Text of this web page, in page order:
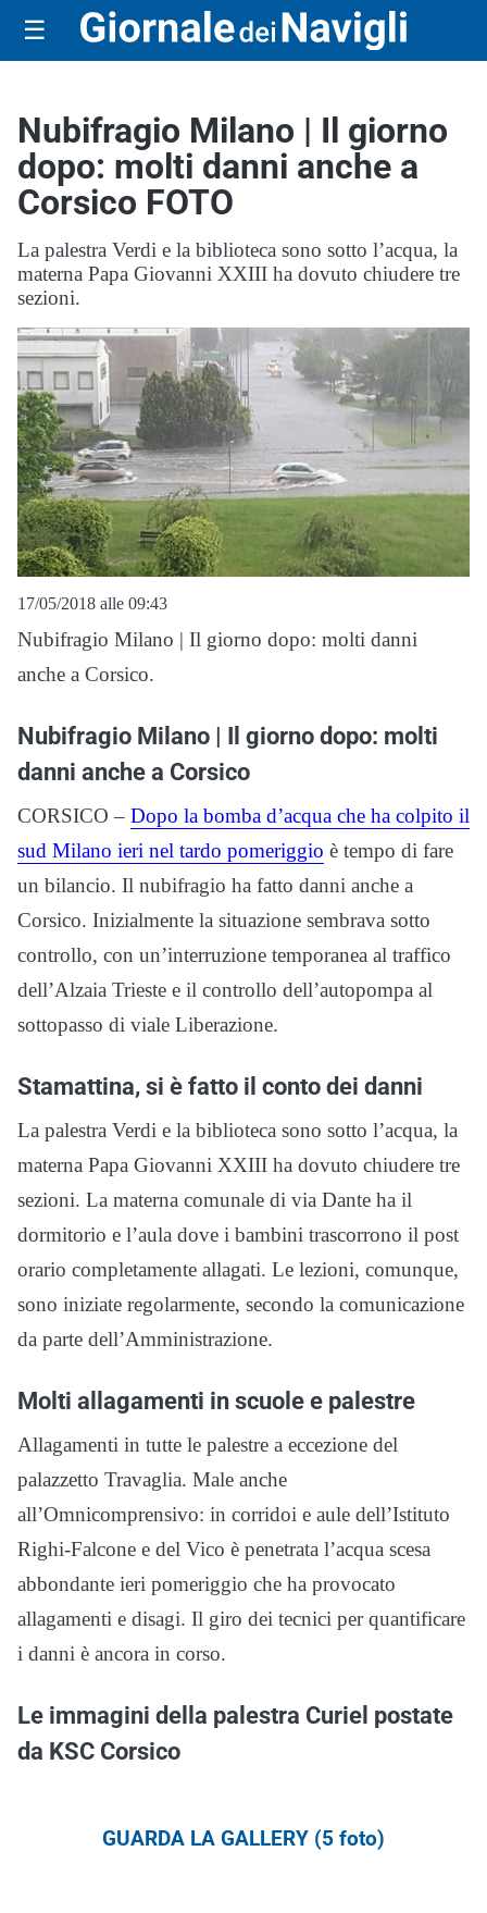
☰
Nubifragio Milano | Il giorno
dopo: molti danni anche a
Corsico FOTO
La palestra Verdi e la biblioteca sono sotto l’acqua, la
materna Papa Giovanni XXIII ha dovuto chiudere tre
sezioni.
17/05/2018 alle 09:43
Nubifragio Milano | Il giorno dopo: molti danni
anche a Corsico.
Nubifragio Milano | Il giorno dopo: molti
danni anche a Corsico
CORSICO – Dopo la bomba d’acqua che ha colpito il
sud Milano ieri nel tardo pomeriggio è tempo di fare
un bilancio. Il nubifragio ha fatto danni anche a
Corsico. Inizialmente la situazione sembrava sotto
controllo, con un’interruzione temporanea al traffico
dell’Alzaia Trieste e il controllo dell’autopompa al
sottopasso di viale Liberazione.
Stamattina, si è fatto il conto dei danni
La palestra Verdi e la biblioteca sono sotto l’acqua, la
materna Papa Giovanni XXIII ha dovuto chiudere tre
sezioni. La materna comunale di via Dante ha il
dormitorio e l’aula dove i bambini trascorrono il post
orario completamente allagati. Le lezioni, comunque,
sono iniziate regolarmente, secondo la comunicazione
da parte dell’Amministrazione.
Molti allagamenti in scuole e palestre
Allagamenti in tutte le palestre a eccezione del
palazzetto Travaglia. Male anche
all’Omnicomprensivo: in corridoi e aule dell’Istituto
Righi-Falcone e del Vico è penetrata l’acqua scesa
abbondante ieri pomeriggio che ha provocato
allagamenti e disagi. Il giro dei tecnici per quantificare
i danni è ancora in corso.
Le immagini della palestra Curiel postate
da KSC Corsico
GUARDA LA GALLERY (5 foto)